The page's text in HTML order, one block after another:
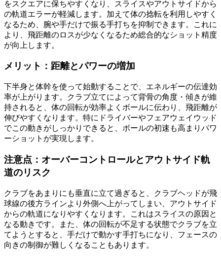
をスクエアに保ちやすくなり、スライスやアウトサイドから
の軌道エラーが軽減します。加えて体の捻転を利用しやすく
なるため、腕や手だけで振る手打ちを抑制できます。これに
より、飛距離のロスが少なくなるため総合的なショット精度
が向上します。
メリット：距離とパワーの増加
下半身と体幹を使って始動することで、エネルギーの伝達効
率が上がります。クラブ立てによって背骨の角度・傾きが維
持されると、体の回転が効率よくボールに伝わり、飛距離が
伸びやすくなります。特にドライバーやフェアウェイウッド
でこの動きがしっかりできると、ボールの初速も高まりパワ
ーショットが実現します。
注意点：オーバーコントロールとアウトサイド軌
道のリスク
クラブをあまりにも垂直に立て過ぎると、クラブヘッドが飛
球線の後方ラインより外側へ上がってしまい、アウトサイド
からの軌道になりやすくなります。これはスライスの原因と
なる動きです。また、体の回転が不足する状態でクラブを立
てようとすると、手だけで動かす手打ちになり、フェースの
向きの制御が難しくなることもあります。